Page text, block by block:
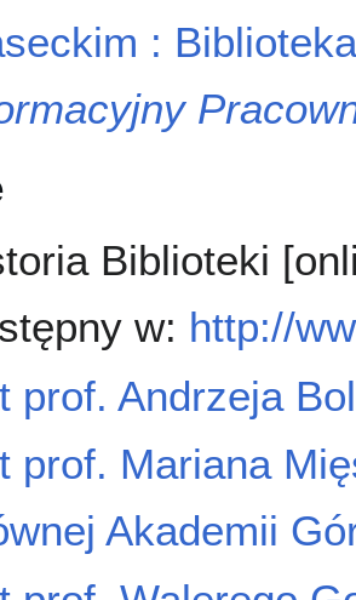
:
Biblioteki
w: http://
prof. Andrzeja
prof. Mariana
Akademii